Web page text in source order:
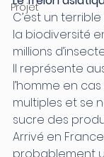
Projet
C’est un
la biodiversité
millions
Il représente
l’homme en
multiples et se
sucre des
Arrivé en